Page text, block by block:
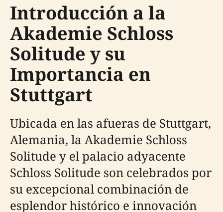
Introducción a la
Akademie Schloss
Solitude y su
Importancia en
Stuttgart
Ubicada en las afueras de Stuttgart,
Alemania, la Akademie Schloss
Solitude y el palacio adyacente
Schloss Solitude son celebrados por
su excepcional combinación de
esplendor histórico e innovación